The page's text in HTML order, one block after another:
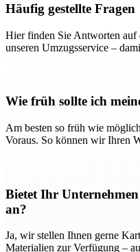
Häufig gestellte Fragen
Hier finden Sie Antworten auf
unseren Umzugsservice –
Wie früh sollte ich
Am besten so früh wie
Voraus. So können wir Ihren
Bietet Ihr
an?
Ja, wir stellen Ihnen gerne
Materialien zur Verfügung –